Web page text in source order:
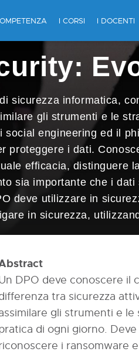
I CORSI I DOCENTI
sicurezza informatica,
gli strumenti e le
engineering ed il
proteggere i dati.
efficacia,
sia importante che i
deve utilizzare in
in sicurezza,
DPO deve conoscere il
tra sicurezza
gli strumenti e
di ogni giorno.
i ransomware